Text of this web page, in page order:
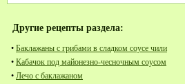
Другие рецепты раздела:
• Баклажаны с грибами в сладком соусе чили
• Кабачок под майонезно-чесночным соусом
• Лечо с баклажаном